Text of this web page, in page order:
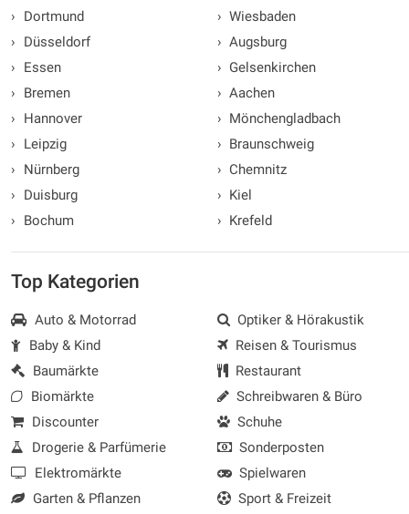
›
Dortmund
›
Düsseldorf
›
Essen
›
Bremen
›
Hannover
›
Leipzig
›
Nürnberg
›
Duisburg
›
Bochum
› Wiesbaden
› Augsburg
› Gelsenkirchen
› Aachen
› Mönchengladbach
› Braunschweig
› Chemnitz
› Kiel
› Krefeld
Top Kategorien
Auto & Motorrad
Baby & Kind
Baumärkte
Biomärkte
Discounter
Drogerie & Parfümerie
Elektromärkte
Garten & Pflanzen
Optiker & Hörakustik
Reisen & Tourismus
Restaurant
Schreibwaren & Büro
Schuhe
Sonderposten
Spielwaren
Sport & Freizeit